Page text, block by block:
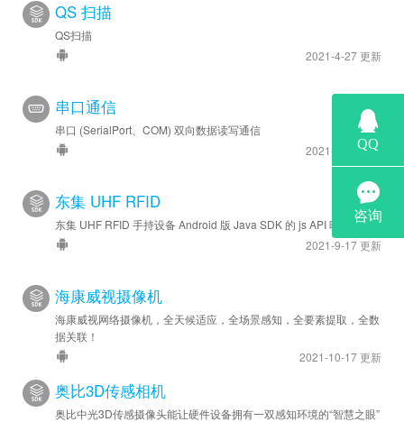
QS 扫描
QS扫描
2021-4-27 更新
串口通信
串口 (SerialPort、COM) 双向数据读写通信
2021-8-25 更新
东集 UHF RFID
东集 UHF RFID 手持设备 Android 版 Java SDK 的 js API 映射
2021-9-17 更新
海康威视摄像机
海康威视网络摄像机，全天候适应，全场景感知，全要素提取，全数
据关联！
2021-10-17 更新
奥比3D传感相机
奥比中光3D传感摄像头能让硬件设备拥有一双感知环境的“智慧之眼”